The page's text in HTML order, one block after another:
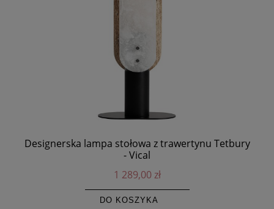
Designerska lampa stołowa z trawertynu Tetbury
- Vical
1 289,00 zł
DO KOSZYKA